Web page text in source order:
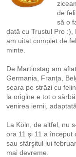
de
să o
dată cu Trustul Pro :),
am uitat complet de
minte.
De Martinstag am
Germania, Franţa,
seara pe străzi cu
la origine e tot o
venirea iernii,
La Köln, de altfel, nu
ora 11 şi 11 a început
sau sfârşitul lui
mai devreme.